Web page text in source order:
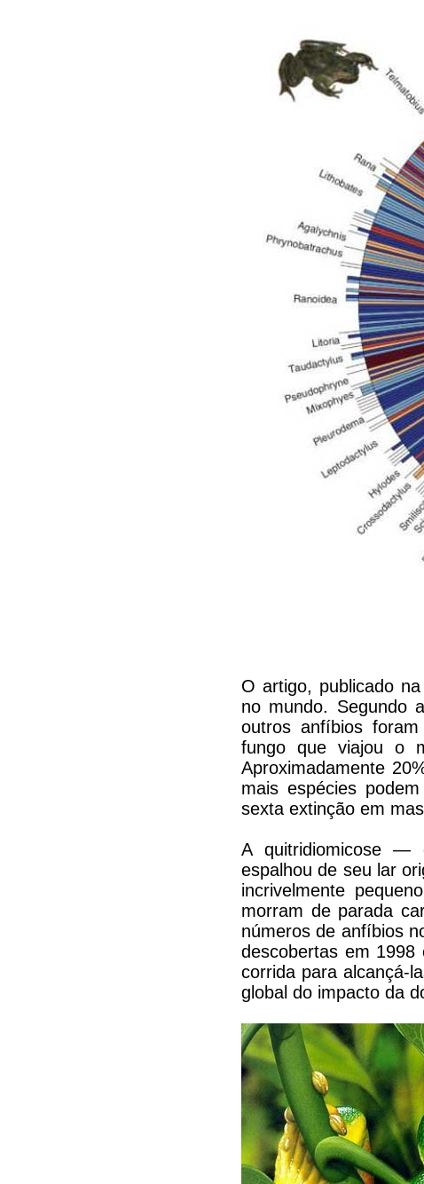
O artigo, publicado
no mundo. Segundo
outros anfíbios
fungo que viajou o
Aproximadamente
mais espécies
sexta extinção em
A quitridiomicose —
espalhou de seu lar
incrivelmente
morram de parada
números de anfíbios
descobertas em 1998
corrida para alcançá-
global do impacto da